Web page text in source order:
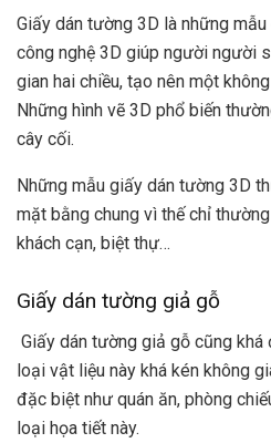
Giấy dán tường 3D là những
công nghệ 3D giúp người người
gian hai chiều, tạo nên một
Những hình vẽ 3D phổ biến
cây cối.
Những mẫu giấy dán tường 3D
mặt bằng chung vì thế chỉ
khách cạn, biệt thự…
Giấy dán tường giả gỗ
Giấy dán tường giả gỗ cũng khá
loại vật liệu này khá kén không
đặc biệt như quán ăn, phòng
loại họa tiết này.